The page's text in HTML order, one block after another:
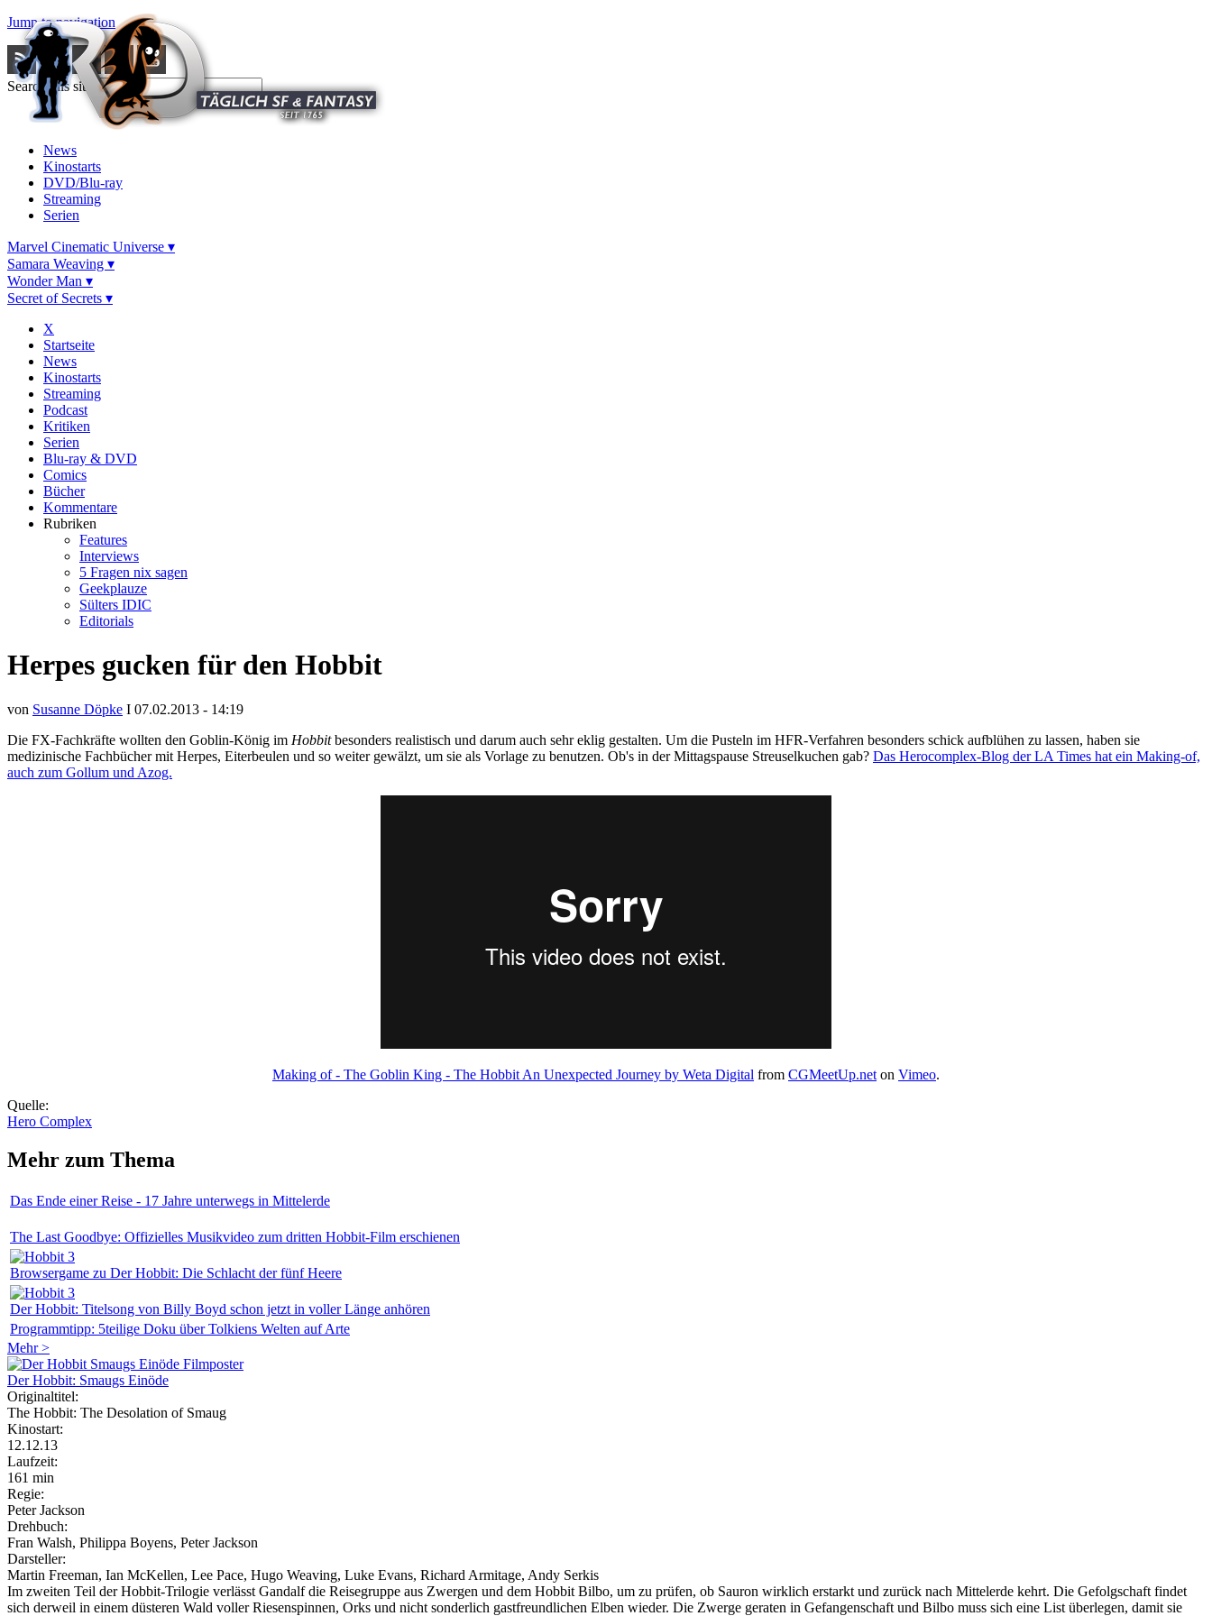
Jump to navigation
Search this site
News
Kinostarts
DVD/Blu-ray
Streaming
Serien
Marvel Cinematic Universe ▾
Samara Weaving ▾
Wonder Man ▾
Secret of Secrets ▾
X
Startseite
News
Kinostarts
Streaming
Podcast
Kritiken
Serien
Blu-ray & DVD
Comics
Bücher
Kommentare
Rubriken
Features
Interviews
5 Fragen nix sagen
Geekplauze
Sülters IDIC
Editorials
Herpes gucken für den Hobbit
von Susanne Döpke I 07.02.2013 - 14:19
Die FX-Fachkräfte wollten den Goblin-König im Hobbitbesonders realistisch und darum auch sehr eklig gestalten. Um die Pusteln im HFR-Verfahren besonders schick aufblühen zu lassen, haben sie
medizinische Fachbücher mit Herpes, Eiterbeulen und so weiter gewälzt, um sie als Vorlage zu benutzen. Ob's in der Mittagspause Streuselkuchen gab? Das Herocomplex-Blog der LA Times hat ein Making-of,
auch zum Gollum und Azog.
Making of - The Goblin King - The Hobbit An Unexpected Journey by Weta Digital from CGMeetUp.net on Vimeo.
Quelle:
Hero Complex
Mehr zum Thema
Das Ende einer Reise - 17 Jahre unterwegs in Mittelerde
The Last Goodbye: Offizielles Musikvideo zum dritten Hobbit-Film erschienen
Browsergame zu Der Hobbit: Die Schlacht der fünf Heere
Der Hobbit: Titelsong von Billy Boyd schon jetzt in voller Länge anhören
Programmtipp: 5teilige Doku über Tolkiens Welten auf Arte
Mehr >
Der Hobbit: Smaugs Einöde
Originaltitel:
The Hobbit: The Desolation of Smaug
Kinostart:
12.12.13
Laufzeit:
161 min
Regie:
Peter Jackson
Drehbuch:
Fran Walsh, Philippa Boyens, Peter Jackson
Darsteller:
Martin Freeman, Ian McKellen, Lee Pace, Hugo Weaving, Luke Evans, Richard Armitage, Andy Serkis
Im zweiten Teil der Hobbit-Trilogie verlässt Gandalf die Reisegruppe aus Zwergen und dem Hobbit Bilbo, um zu prüfen, ob Sauron wirklich erstarkt und zurück nach Mittelerde kehrt. Die Gefolgschaft findet
sich derweil in einem düsteren Wald voller Riesenspinnen, Orks und nicht sonderlich gastfreundlichen Elben wieder. Die Zwerge geraten in Gefangenschaft und Bilbo muss sich eine List überlegen, damit sie